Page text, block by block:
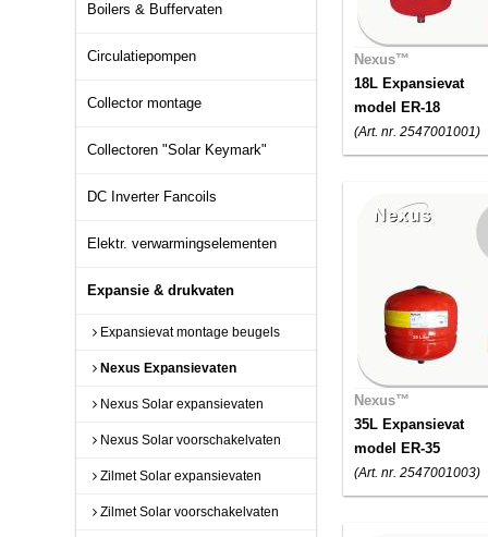
Boilers & Buffervaten
Circulatiepompen
Collector montage
Collectoren "Solar Keymark"
DC Inverter Fancoils
Elektr. verwarmingselementen
Expansie & drukvaten
Expansievat montage beugels
Nexus Expansievaten
Nexus Solar expansievaten
Nexus Solar voorschakelvaten
Zilmet Solar expansievaten
Zilmet Solar voorschakelvaten
Nexus™
18L Expansievat
model ER-18
(Art. nr. 2547001001)
Nexus™
35L Expansievat
model ER-35
(Art. nr. 2547001003)